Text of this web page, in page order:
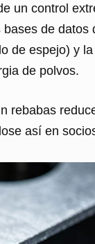
un control
de datos
de espejo) y
de polvos.
rebabas
así en